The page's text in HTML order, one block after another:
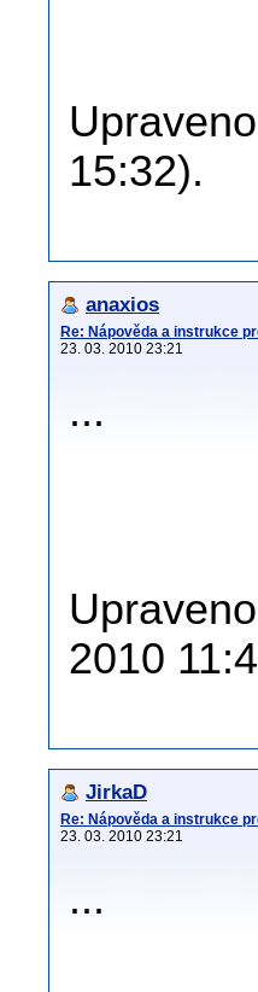
15:32).
anaxios
Re: Nápověda a instrukce
23. 03. 2010 23:21
...
2010
JirkaD
Re: Nápověda a instrukce
23. 03. 2010 23:21
...